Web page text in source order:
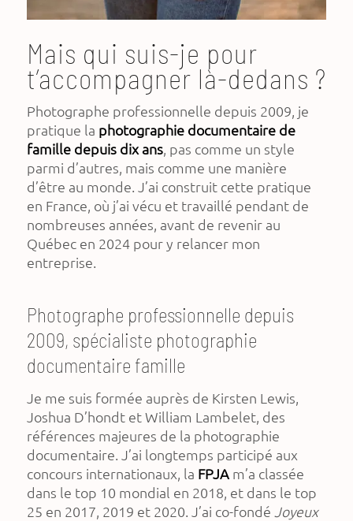
Mais qui suis-je pour
t’accompagner là-dedans ?
Photographe professionnelle depuis 2009, je
pratique la photographie documentaire de
famille depuis dix ans, pas comme un style
parmi d’autres, mais comme une manière
d’être au monde. J’ai construit cette pratique
en France, où j’ai vécu et travaillé pendant de
nombreuses années, avant de revenir au
Québec en 2024 pour y relancer mon
entreprise.
Photographe professionnelle depuis
2009, spécialiste photographie
documentaire famille
Je me suis formée auprès de Kirsten Lewis,
Joshua D’hondt et William Lambelet, des
références majeures de la photographie
documentaire. J’ai longtemps participé aux
concours internationaux, la FPJAm’a classée
dans le top 10 mondial en 2018, et dans le top
25 en 2017, 2019 et 2020. J’ai co-fondé Joyeux